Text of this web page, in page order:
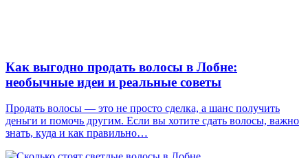
Как выгодно продать волосы в Лобне:
необычные идеи и реальные советы
Продать волосы — это не просто сделка, а шанс получить
деньги и помочь другим. Если вы хотите сдать волосы, важно
знать, куда и как правильно…